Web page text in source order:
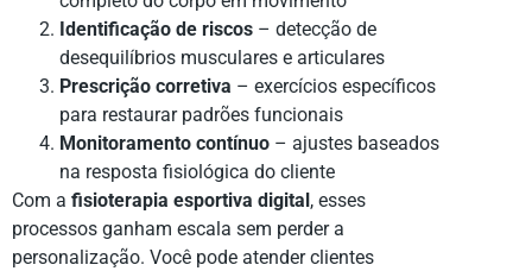
Identificação de riscos – detecção de
desequilíbrios musculares e articulares
Prescrição corretiva – exercícios específicos
para restaurar padrões funcionais
Monitoramento contínuo – ajustes baseados
na resposta fisiológica do cliente
Com a fisioterapia esportiva digital, esses
processos ganham escala sem perder a
personalização. Você pode atender clientes